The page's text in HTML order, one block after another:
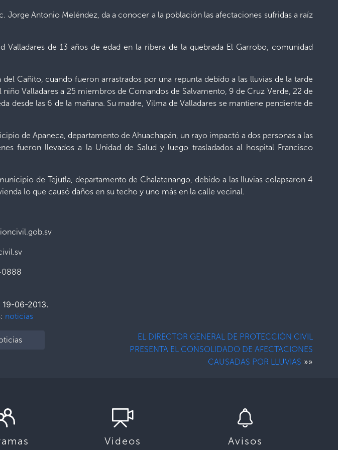
Antonio Meléndez, da a conocer a la población las afectaciones sufridas a raíz
de 13 años de edad en la ribera de la quebrada El Garrobo, comunidad
Cañito, cuando fueron arrastrados por una repunta debido a las lluvias de la tarde
Valladares a 25 miembros de Comandos de Salvamento, 9 de Cruz Verde, 22 de
desde las 6 de la mañana. Su madre, Vilma de Valladares se mantiene pendiente de
de Apaneca, departamento de Ahuachapán, un rayo impactó a dos personas a las
fueron llevados a la Unidad de Salud y luego trasladados al hospital Francisco
de Tejutla, departamento de Chalatenango, debido a las lluvias colapsaron 4
lo que causó daños en su techo y uno más en la calle vecinal.
0888
06-2013.
noticias
EL DIRECTOR GENERAL DE PROTECCIÓN CIVIL
PRESENTA EL CONSOLIDADO DE AFECTACIONES
CAUSADAS POR LLUVIAS »»
Videos Avisos